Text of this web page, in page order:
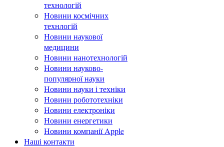
технологій
Новини космічних
технлогій
Новини наукової
медицини
Новини нанотехнологій
Новини науково-
популярної науки
Новини науки і техніки
Новини робототехніки
Новини електроніки
Новини енергетики
Новини компанії Apple
Наші контакти